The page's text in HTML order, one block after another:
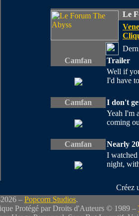
Le
Camfan
Trailer
Well if
I'd have
Camfan
I don't
Yeah I'm
coming
Camfan
Nearly
I watched
night,
Créez
– Popcorn Studios.
Protégé par Droits d'Auteurs © 1989 –